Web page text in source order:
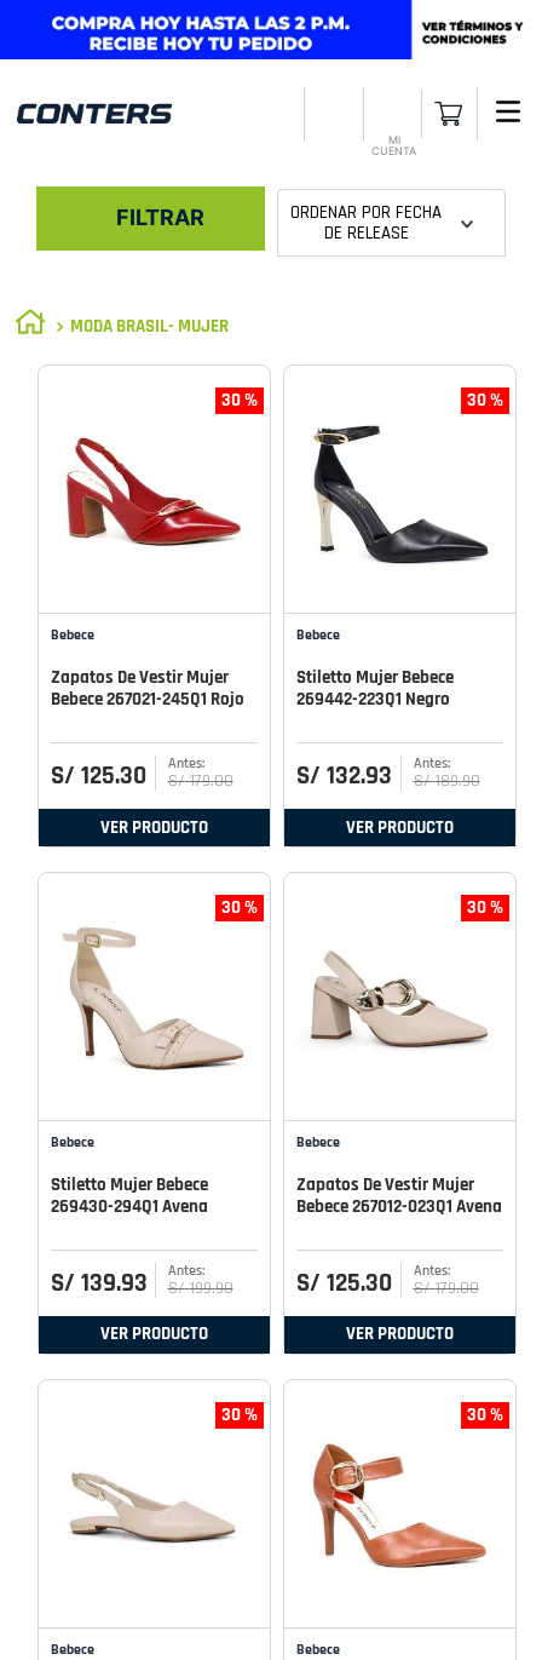
MI
CUENTA
FILTRAR ORDENAR POR FECHA
DE RELEASE
MODA BRASIL- MUJER
30 %
Bebece
Zapatos De Vestir Mujer
Bebece 267021-245Q1 Rojo
S/ 125.30 S/ 179.00
VER PRODUCTO
30 %
Bebece
Stiletto Mujer Bebece
269442-223Q1 Negro
S/ 132.93 S/ 189.90
VER PRODUCTO
30 %
Bebece
Stiletto Mujer Bebece
269430-294Q1 Avena
S/ 139.93 S/ 199.90
VER PRODUCTO
30 %
Bebece
Zapatos De Vestir Mujer
Bebece 267012-023Q1 Avena
S/ 125.30 S/ 179.00
VER PRODUCTO
30 %
Bebece
30 %
Bebece